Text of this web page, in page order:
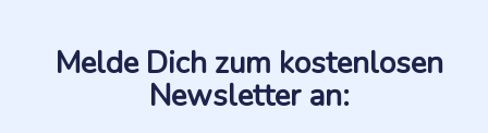
Melde Dich zum kostenlosen
Newsletter an: